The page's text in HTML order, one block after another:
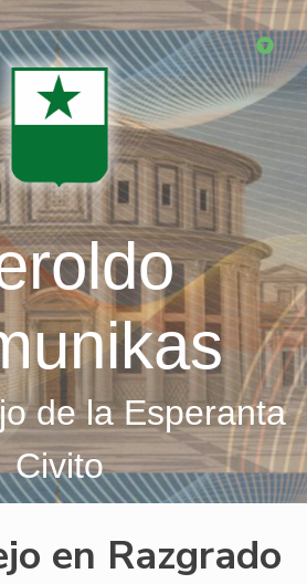
de la Esperanta
Civito
en Razgrado